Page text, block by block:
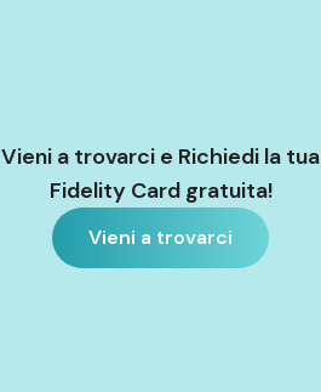
Vieni a trovarci e Richiedi la tua
Fidelity Card gratuita!
Vieni a trovarci